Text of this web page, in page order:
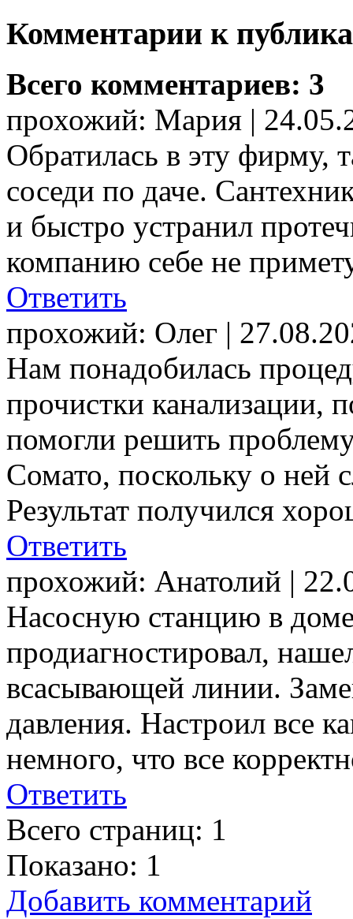
Комментарии к
Всего комментариев: 3
прохожий: Мария |
Обратилась в эту фирму,
соседи по даче.
и быстро устранил
компанию себе не
Ответить
прохожий: Олег |
Нам понадобилась
прочистки канализации,
помогли решить
Сомато, поскольку о ней
Результат получился
Ответить
прохожий: Анатолий |
Насосную станцию в
продиагностировал,
всасывающей линии.
давления. Настроил все
немного, что все
Ответить
Всего страниц: 1
Показано: 1
Добавить комментарий